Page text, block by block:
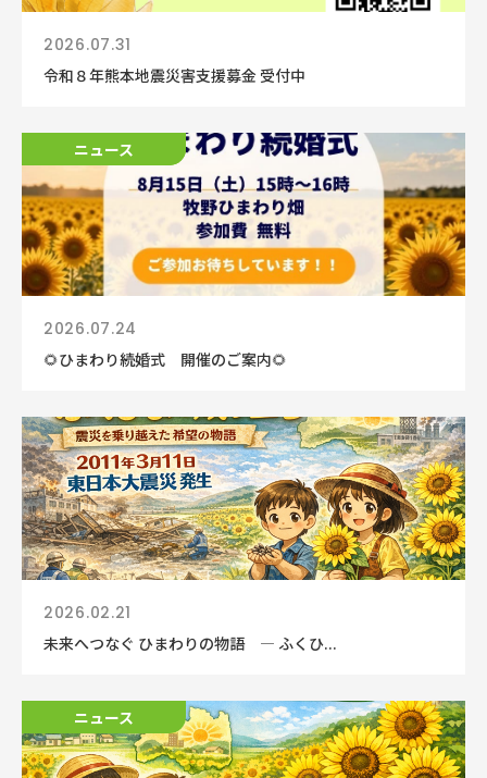
2026.07.31
令和８年熊本地震災害支援募金 受付中
ニュース
ニュース
2026.07.24
🌻ひまわり続婚式 開催のご案内🌻
2026.02.21
未来へつなぐ ひまわりの物語 ― ふくひ...
ニュース